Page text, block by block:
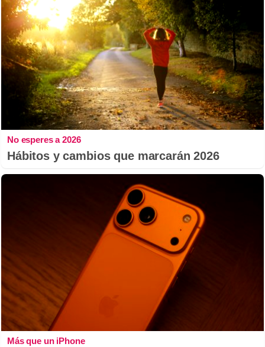
No esperes a 2026
Hábitos y cambios que marcarán 2026
Más que un iPhone